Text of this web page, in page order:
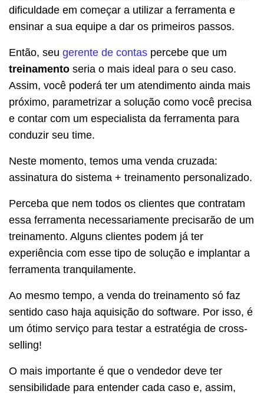
dificuldade em começar a utilizar a ferramenta e
ensinar a sua equipe a dar os primeiros passos.
Então, seu gerente de contas percebe que um
treinamento seria o mais ideal para o seu caso.
Assim, você poderá ter um atendimento ainda mais
próximo, parametrizar a solução como você precisa
e contar com um especialista da ferramenta para
conduzir seu time.
Neste momento, temos uma venda cruzada:
assinatura do sistema + treinamento personalizado.
Perceba que nem todos os clientes que contratam
essa ferramenta necessariamente precisarão de um
treinamento. Alguns clientes podem já ter
experiência com esse tipo de solução e implantar a
ferramenta tranquilamente.
Ao mesmo tempo, a venda do treinamento só faz
sentido caso haja aquisição do software. Por isso, é
um ótimo serviço para testar a estratégia de cross-
selling!
O mais importante é que o vendedor deve ter
sensibilidade para entender cada caso e, assim,